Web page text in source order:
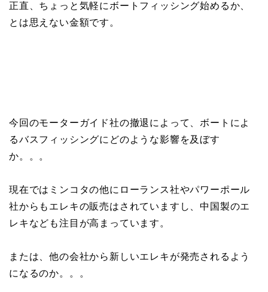
正直、ちょっと気軽にボートフィッシング始めるか、
とは思えない金額です。
今回のモーターガイド社の撤退によって、ボートによ
るバスフィッシングにどのような影響を及ぼす
か。。。
現在ではミンコタの他にローランス社やパワーポール
社からもエレキの販売はされていますし、中国製のエ
レキなども注目が高まっています。
または、他の会社から新しいエレキが発売されるよう
になるのか。。。